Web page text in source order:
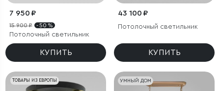
7 950 ₽
15 900 ₽ - 50 %
Потолочный светильник
КУПИТЬ
43 100 ₽
Потолочный светильник
КУПИТЬ
ТОВАРЫ ИЗ ЕВРОПЫ УМНЫЙ ДОМ